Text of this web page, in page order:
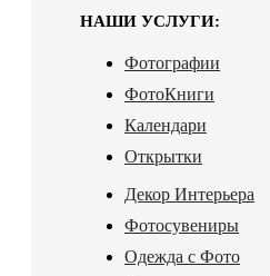
НАШИ УСЛУГИ:
Фотографии
ФотоКниги
Календари
Открытки
Декор Интерьера
Фотосувениры
Одежда с Фото